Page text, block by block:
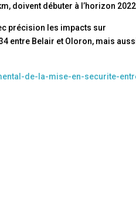
doivent débuter à l’horizon
précision les impacts sur
entre Belair et Oloron, mais
de-la-mise-en-securite-